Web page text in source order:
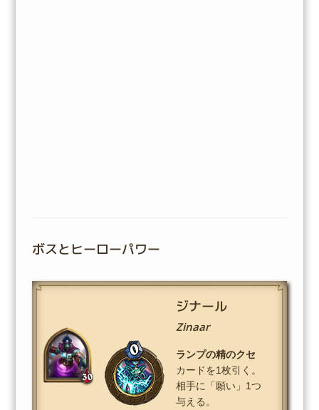
ボスとヒーローパワー
ジナール
Zinaar
.
ランプの精のクセ
カードを1枚引く。
相手に「願い」1つ
与える。